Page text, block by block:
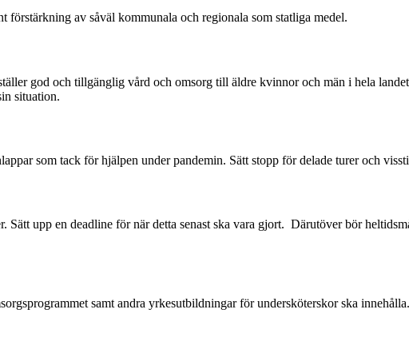
förstärkning av såväl kommunala och regionala som statliga medel.
god och tillgänglig vård och omsorg till äldre kvinnor och män i hela
situation.
som tack för hjälpen under pandemin. Sätt stopp för delade turer och
upp en deadline för när detta senast ska vara gjort. Därutöver bör
samt andra yrkesutbildningar för undersköterskor ska